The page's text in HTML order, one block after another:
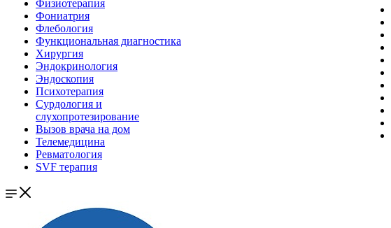
Физиотерапия
Фониатрия
Флебология
Функциональная диагностика
Хирургия
Эндокринология
Эндоскопия
Психотерапия
Сурдология и
слухопротезирование
Вызов врача на дом
Телемедицина
Ревматология
SVF терапия